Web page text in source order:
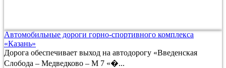
Автомобильные дороги горно-спортивного комплекса
«Казань»
Дорога обеспечивает выход на автодорогу «Введенская
Слобода – Медведково – М 7 «�...